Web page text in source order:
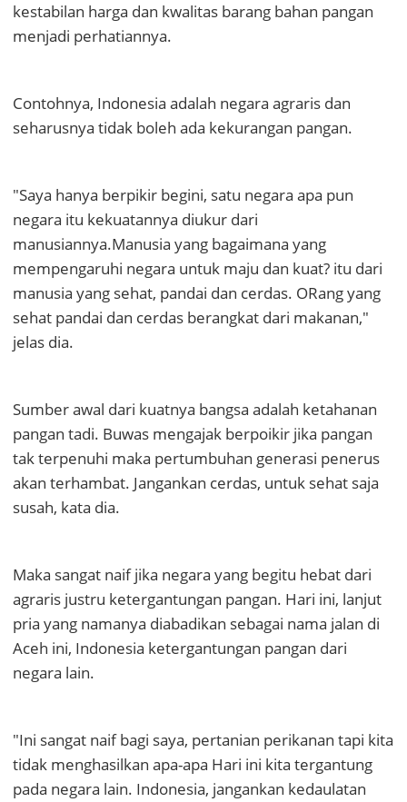
kestabilan harga dan kwalitas barang bahan pangan
menjadi perhatiannya.
Contohnya, Indonesia adalah negara agraris dan
seharusnya tidak boleh ada kekurangan pangan.
"Saya hanya berpikir begini, satu negara apa pun
negara itu kekuatannya diukur dari
manusiannya.Manusia yang bagaimana yang
mempengaruhi negara untuk maju dan kuat? itu dari
manusia yang sehat, pandai dan cerdas. ORang yang
sehat pandai dan cerdas berangkat dari makanan,"
jelas dia.
Sumber awal dari kuatnya bangsa adalah ketahanan
pangan tadi. Buwas mengajak berpoikir jika pangan
tak terpenuhi maka pertumbuhan generasi penerus
akan terhambat. Jangankan cerdas, untuk sehat saja
susah, kata dia.
Maka sangat naif jika negara yang begitu hebat dari
agraris justru ketergantungan pangan. Hari ini, lanjut
pria yang namanya diabadikan sebagai nama jalan di
Aceh ini, Indonesia ketergantungan pangan dari
negara lain.
"Ini sangat naif bagi saya, pertanian perikanan tapi kita
tidak menghasilkan apa-apa Hari ini kita tergantung
pada negara lain. Indonesia, jangankan kedaulatan